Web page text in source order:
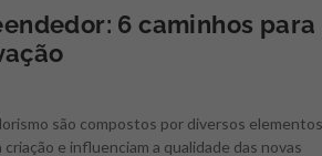
6 caminhos para
são compostos por diversos elementos
e influenciam a qualidade das novas
clientes e
ouvir no Spotify.